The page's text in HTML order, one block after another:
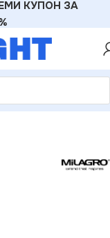
КУПОН ЗА
розово 3xE27